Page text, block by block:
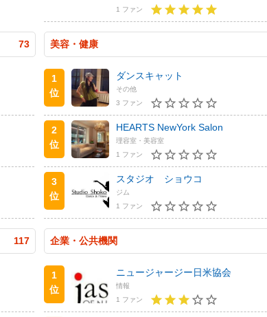
1 ファン
73 美容・健康
1
位
ダンスキャット
その他
3 ファン
2
位
HEARTS NewYork Salon
理容室・美容室
1 ファン
3
位
スタジオ ショウコ
ジム
1 ファン
117 企業・公共機関
1
位
ニュージャージー日米協会
情報
1 ファン